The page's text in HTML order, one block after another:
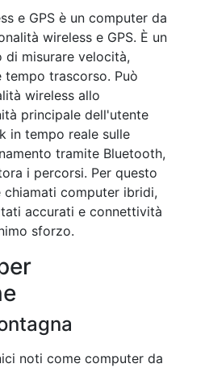
e GPS è un computer da
wireless e GPS. È un
misurare velocità,
trascorso. Può
wireless allo
principale dell'utente
in tempo reale sulle
tramite Bluetooth,
i percorsi. Per questo
chiamati computer ibridi,
accurati e connettività
sforzo.
noti come computer da